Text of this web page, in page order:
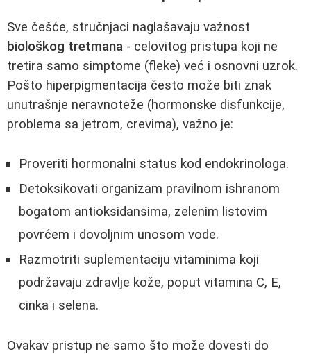
Sve češće, stručnjaci naglašavaju važnost
biološkog tretmana - celovitog pristupa koji ne
tretira samo simptome (fleke) već i osnovni uzrok.
Pošto hiperpigmentacija često može biti znak
unutrašnje neravnoteže (hormonske disfunkcije,
problema sa jetrom, crevima), važno je:
Proveriti hormonalni status kod endokrinologa.
Detoksikovati organizam pravilnom ishranom
bogatom antioksidansima, zelenim listovim
povrćem i dovoljnim unosom vode.
Razmotriti suplementaciju vitaminima koji
podržavaju zdravlje kože, poput vitamina C, E,
cinka i selena.
Ovakav pristup ne samo što može dovesti do